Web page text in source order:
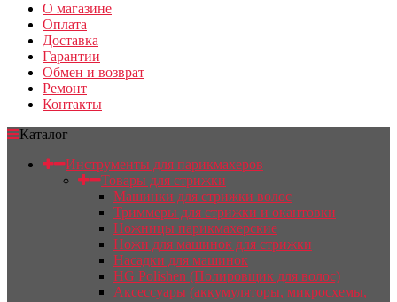
О магазине
Оплата
Доставка
Гарантии
Обмен и возврат
Ремонт
Контакты
Каталог
Инструменты для парикмахеров
Товары для стрижки
Машинки для стрижки волос
Триммеры для стрижки и окантовки
Ножницы парикмахерские
Ножи для машинок для стрижки
Насадки для машинок
HG Polishen (Полировщик для волос)
Аксессуары (аккумуляторы, микросхемы,